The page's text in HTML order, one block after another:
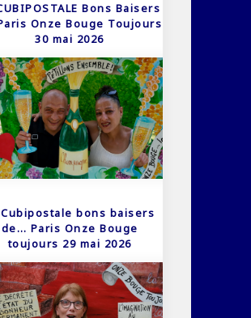
Bons Baisers
Onze Bouge Toujours
30 mai 2026
Cubipostale bons baisers
de… Paris Onze Bouge
toujours 29 mai 2026